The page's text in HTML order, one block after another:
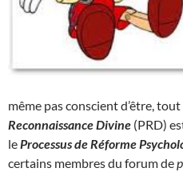
même pas conscient d’être,
Reconnaissance Divine (PRD)
le Processus de Réforme
certains membres du forum de